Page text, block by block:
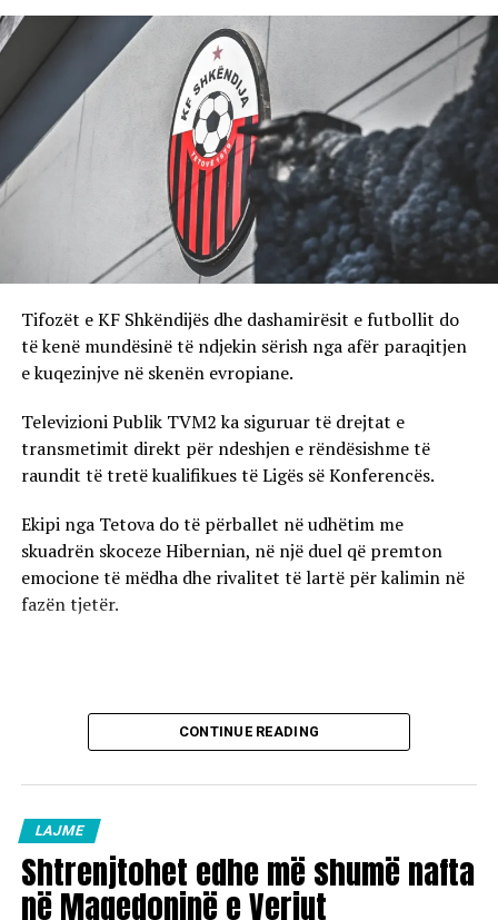
Tifozët e KF Shkëndijës dhe dashamirësit e futbollit do
të kenë mundësinë të ndjekin sërish nga afër paraqitjen
e kuqezinjve në skenën evropiane.
Televizioni Publik TVM2 ka siguruar të drejtat e
transmetimit direkt për ndeshjen e rëndësishme të
raundit të tretë kualifikues të Ligës së Konferencës.
Ekipi nga Tetova do të përballet në udhëtim me
skuadrën skoceze Hibernian, në një duel që premton
emocione të mëdha dhe rivalitet të lartë për kalimin në
fazën tjetër.
CONTINUE READING
LAJME
Shtrenjtohet edhe më shumë nafta
në Maqedoninë e Veriut